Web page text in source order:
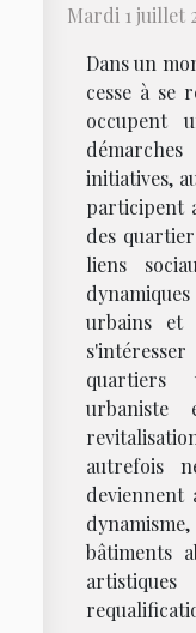
Mardi 1 juillet
Dans un
cesse à se
occupent
initiatives,
participent
des
liens
urbains et
quartiers
urbaniste
autrefois
deviennent
bâtiments